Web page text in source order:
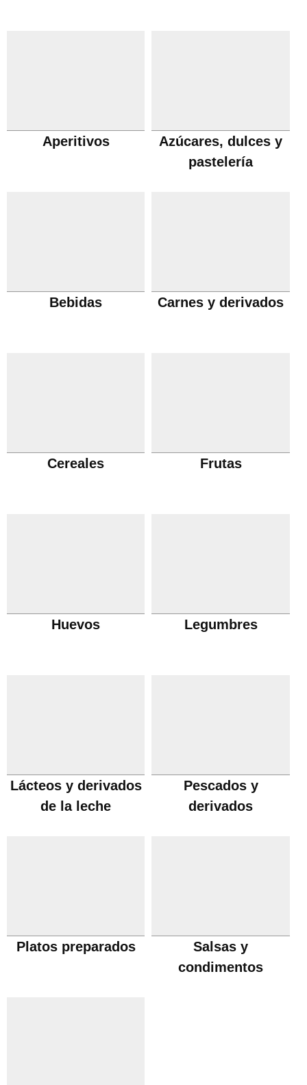
Aperitivos
Azúcares, dulces y
pastelería
Bebidas Carnes y derivados
Cereales Frutas
Huevos Legumbres
Lácteos y derivados
de la leche
Pescados y
derivados
Platos preparados
Salsas y
condimentos